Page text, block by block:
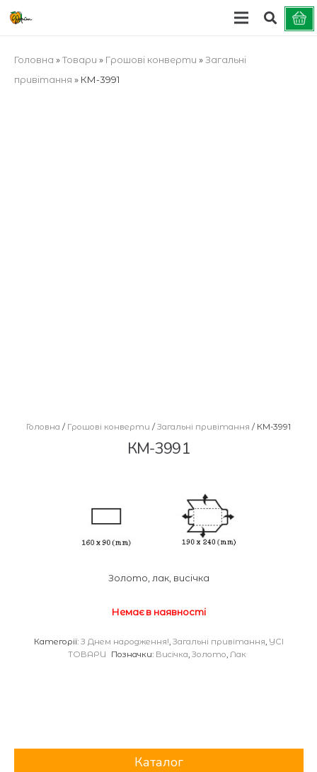
Головна »Товари » Грошові конверти »Загальні
привітання » КМ-3991
Головна / Грошові конверти / Загальні привітання / КМ-3991
КМ-3991
Золото, лак, висічка
Немає в наявності
Категорії: З Днем народження!, Загальні привітання, УСІ
ТОВАРИ
Позначки: Висічка, Золото, Лак
Каталог